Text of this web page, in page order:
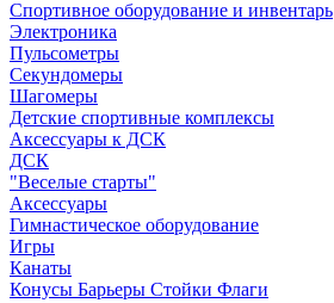
Спортивное оборудование и инвентарь
Электроника
Пульсометры
Секундомеры
Шагомеры
Детские спортивные комплексы
Аксессуары к ДСК
ДСК
"Веселые старты"
Аксессуары
Гимнастическое оборудование
Игры
Канаты
Конусы Барьеры Стойки Флаги